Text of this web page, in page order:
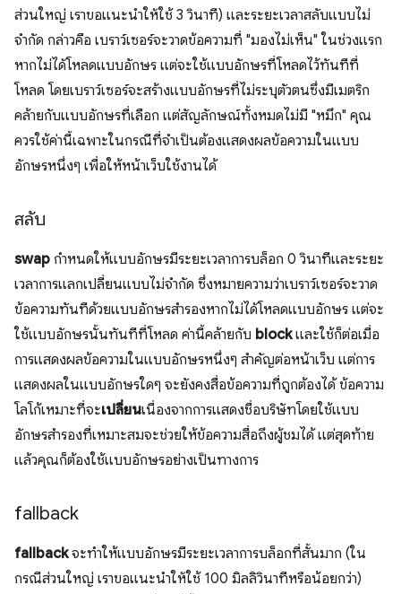
ส่วนใหญ่ เราขอแนะนำให้ใช้ 3 วินาที) และระยะเวลาสลับแบบไม่
จำกัด กล่าวคือ เบราว์เซอร์จะวาดข้อความที่ "มองไม่เห็น" ในช่วงแรก
หากไม่ได้โหลดแบบอักษร แต่จะใช้แบบอักษรที่โหลดไว้ทันทีที่
โหลด โดยเบราว์เซอร์จะสร้างแบบอักษรที่ไม่ระบุตัวตนซึ่งมีเมตริก
คล้ายกับแบบอักษรที่เลือก แต่สัญลักษณ์ทั้งหมดไม่มี "หมึก" คุณ
ควรใช้ค่านี้เฉพาะในกรณีที่จำเป็นต้องแสดงผลข้อความในแบบ
อักษรหนึ่งๆ เพื่อให้หน้าเว็บใช้งานได้
สลับ
swap กำหนดให้แบบอักษรมีระยะเวลาการบล็อก 0 วินาทีและระยะ
เวลาการแลกเปลี่ยนแบบไม่จำกัด ซึ่งหมายความว่าเบราว์เซอร์จะวาด
ข้อความทันทีด้วยแบบอักษรสำรองหากไม่ได้โหลดแบบอักษร แต่จะ
ใช้แบบอักษรนั้นทันทีที่โหลด ค่านี้คล้ายกับ blockและใช้ก็ต่อเมื่อ
การแสดงผลข้อความในแบบอักษรหนึ่งๆ สำคัญต่อหน้าเว็บ แต่การ
แสดงผลในแบบอักษรใดๆ จะยังคงสื่อข้อความที่ถูกต้องได้ ข้อความ
โลโก้เหมาะที่จะเปลี่ยนเนื่องจากการแสดงชื่อบริษัทโดยใช้แบบ
อักษรสำรองที่เหมาะสมจะช่วยให้ข้อความสื่อถึงผู้ชมได้ แต่สุดท้าย
แล้วคุณก็ต้องใช้แบบอักษรอย่างเป็นทางการ
fallback
fallbackจะทำให้แบบอักษรมีระยะเวลาการบล็อกที่สั้นมาก (ใน
กรณีส่วนใหญ่ เราขอแนะนำให้ใช้ 100 มิลลิวินาทีหรือน้อยกว่า)